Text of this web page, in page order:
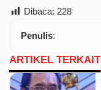
Dibaca: 228
Penulis:
ARTIKEL TERKAIT